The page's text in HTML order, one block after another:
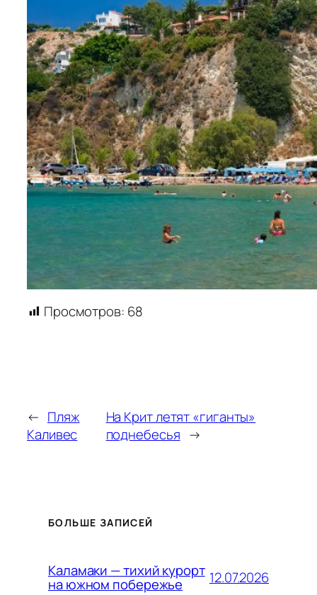
Просмотров: 68
← Пляж
Каливес
На Крит летят «гиганты»
поднебесья →
БОЛЬШЕ ЗАПИСЕЙ
Каламаки — тихий курорт
на южном побережье 12.07.2026